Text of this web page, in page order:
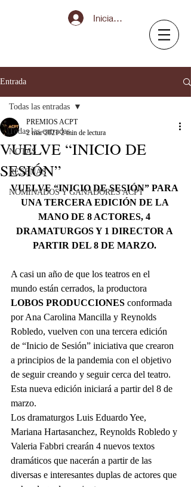
Iniciar sesión
Entrada
Todas las entradas
NOTAS
RESEÑAS
NOMINADOS Y GANADORES ACPT
Todas las entradas
VUELVE “INICIO DE
SESIÓN”
PREMIOS ACPT
2 mar 2021 2 min de lectura
VUELVE “INICIO DE SESIÓN” PARA
UNA TERCERA EDICIÓN DE LA
MANO DE 8 ACTORES, 4
DRAMATURGOS Y 1 DIRECTOR A
PARTIR DEL 8 DE MARZO.
A casi un año de que los teatros en el
mundo están cerrados, la productora
LOBOS PRODUCCIONES conformada
por Ana Carolina Mancilla y Reynolds
Robledo, vuelven con una tercera edición
de “Inicio de Sesión” iniciativa que crearon
a principios de la pandemia con el objetivo
de seguir creando y seguir cerca del teatro.
Esta nueva edición iniciará a partir del 8 de
marzo.
Los dramaturgos Luis Eduardo Yee,
Mariana Hartasanchez, Reynolds Robledo y
Valeria Fabbri crearán 4 nuevos textos
dramáticos que nacerán a partir de las
diversas e interesantes duplas de actores que